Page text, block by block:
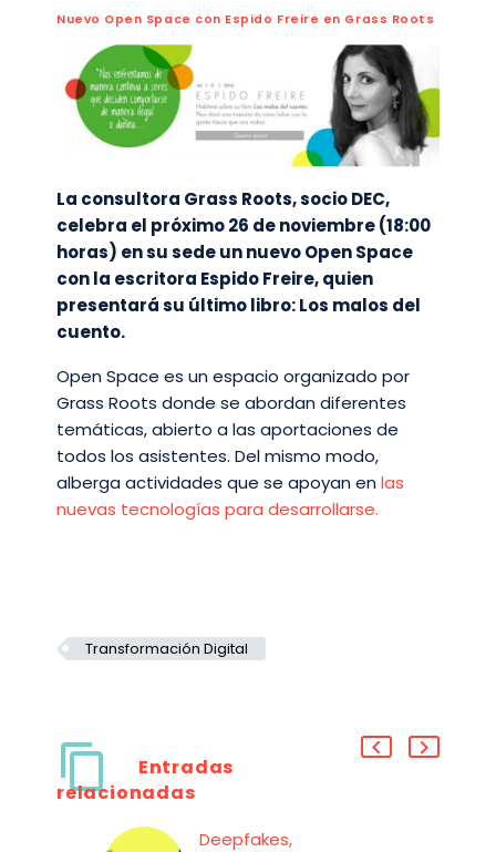
Nuevo Open Space con Espido Freire en Grass Roots
La consultora Grass Roots, socio DEC,
celebra el próximo 26 de noviembre (18:00
horas) en su sede un nuevo Open Space
con la escritora Espido Freire, quien
presentará su último libro: Los malos del
cuento.
Open Space es un espacio organizado por
Grass Roots donde se abordan diferentes
temáticas, abierto a las aportaciones de
todos los asistentes. Del mismo modo,
alberga actividades que se apoyan en las
nuevas tecnologías para desarrollarse.
Transformación Digital
Entradas
relacionadas
Deepfakes,